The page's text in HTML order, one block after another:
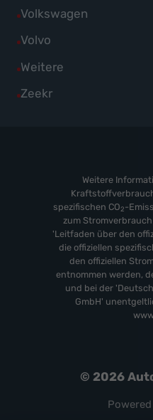
anzeigen
Suzuki
anzeigen
Fahrzeuge
Toyota
anzeigen
Volkswagen
Alle
Fahrzeuge
Volkswagen
anzeigen
Volvo
Alle
Fahrzeuge
Volvo
Weitere
Alle
Fahrzeuge
Zeekr
Alle
Weitere
spezifischen CO2-
zum
'Leitfaden über den
die offiziellen
den offiziellen
entnommen werden,
und bei der
GmbH'
© 2026